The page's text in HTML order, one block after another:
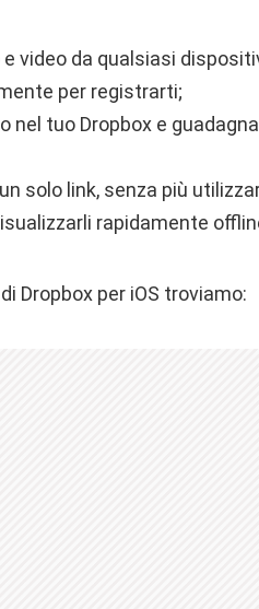
video da qualsiasi
per registrarti;
tuo Dropbox e
solo link, senza più
rapidamente
Dropbox per iOS troviamo: